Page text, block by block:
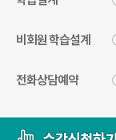
비회원 학습설계
전화상담예약